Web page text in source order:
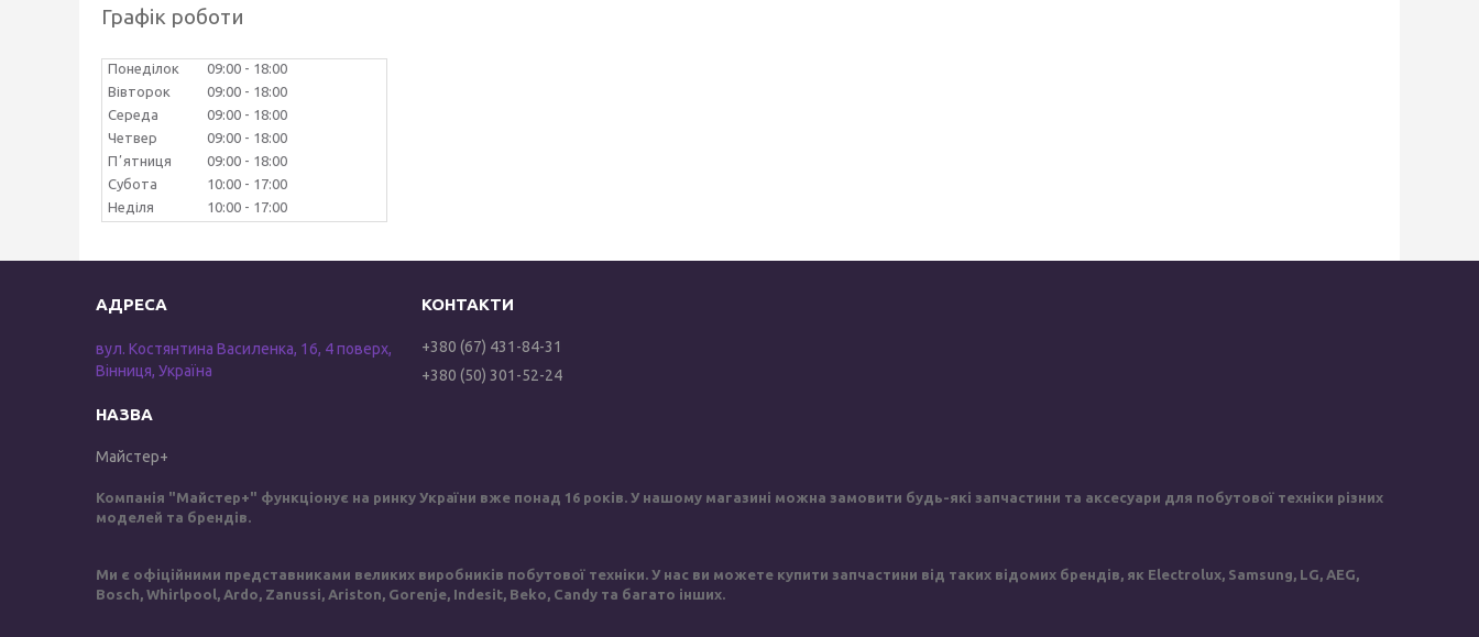
Графік роботи
Понеділок 09:00
18:00
Вівторок
09:00
18:00
Середа
09:00
18:00
Четвер
09:00
18:00
Пʼятниця
09:00
18:00
Субота
10:00
17:00
Неділя
10:00 17:00
вул. Костянтина Василенка, 16, 4 поверх,
Вінниця, Україна
Майстер+
+380 (67) 431-84-31
+380 (50) 301-52-24
Компанія "Майстер+" функціонує на ринку України вже понад 16 років. У нашому магазині можна замовити будь-які запчастини та аксесуари для побутової техніки різних
моделей та брендів.
Ми є офіційними представниками великих виробників побутової техніки. У нас ви можете купити запчастини від таких відомих брендів, як Electrolux, Samsung, LG, AEG,
Bosch, Whirlpool, Ardo, Zanussi, Ariston, Gorenje, Indesit, Beko, Candy та багато інших.